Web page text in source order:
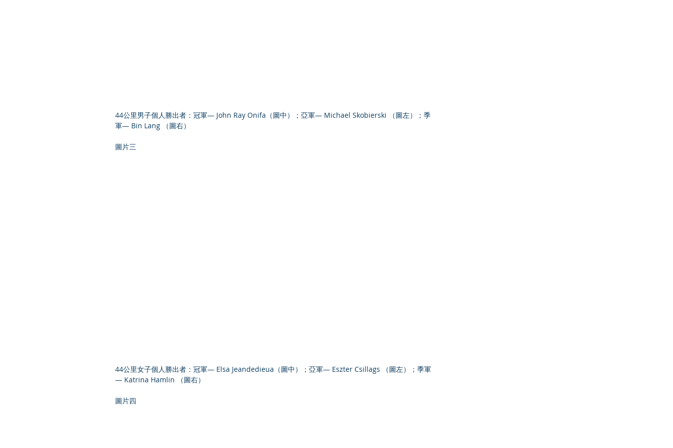
44公里男子個人勝出者：冠軍— John Ray Onifa（圖中）；亞軍— Michael Skobierski （圖左）；季
軍— Bin Lang （圖右）
圖片三
44公里女子個人勝出者：冠軍— Elsa Jeandedieua（圖中）；亞軍— Eszter Csillags （圖左）；季軍
— Katrina Hamlin （圖右）
圖片四